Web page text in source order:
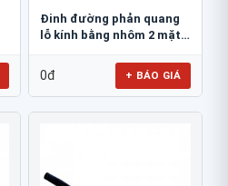
Đinh đường phản quang
lỗ kính bằng nhôm 2 mặt
0đ + BÁO GIÁ